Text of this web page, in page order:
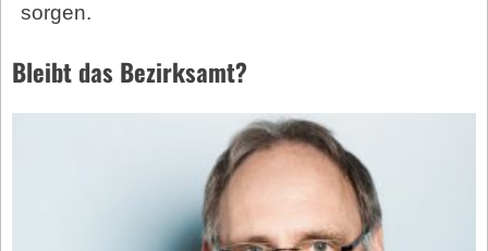
sorgen.
Bleibt das Bezirksamt?